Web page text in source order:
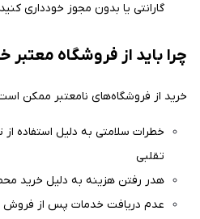
گارانتی یا بدون مجوز خودداری
چرا باید از فروشگاه معتبر
خرید از فروشگاه‌های نامعتبر ممکن
خطرات سلامتی به دلیل استفاده
تقلبی
هدر رفتن هزینه به دلیل خرید
عدم دریافت خدمات پس از فروش